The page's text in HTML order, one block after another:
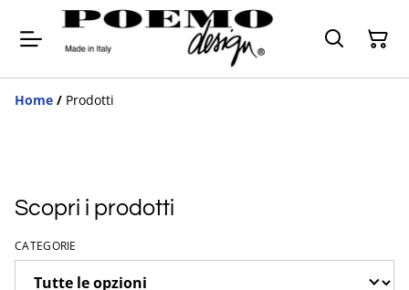
Home / Prodotti
Scopri i prodotti
CATEGORIE